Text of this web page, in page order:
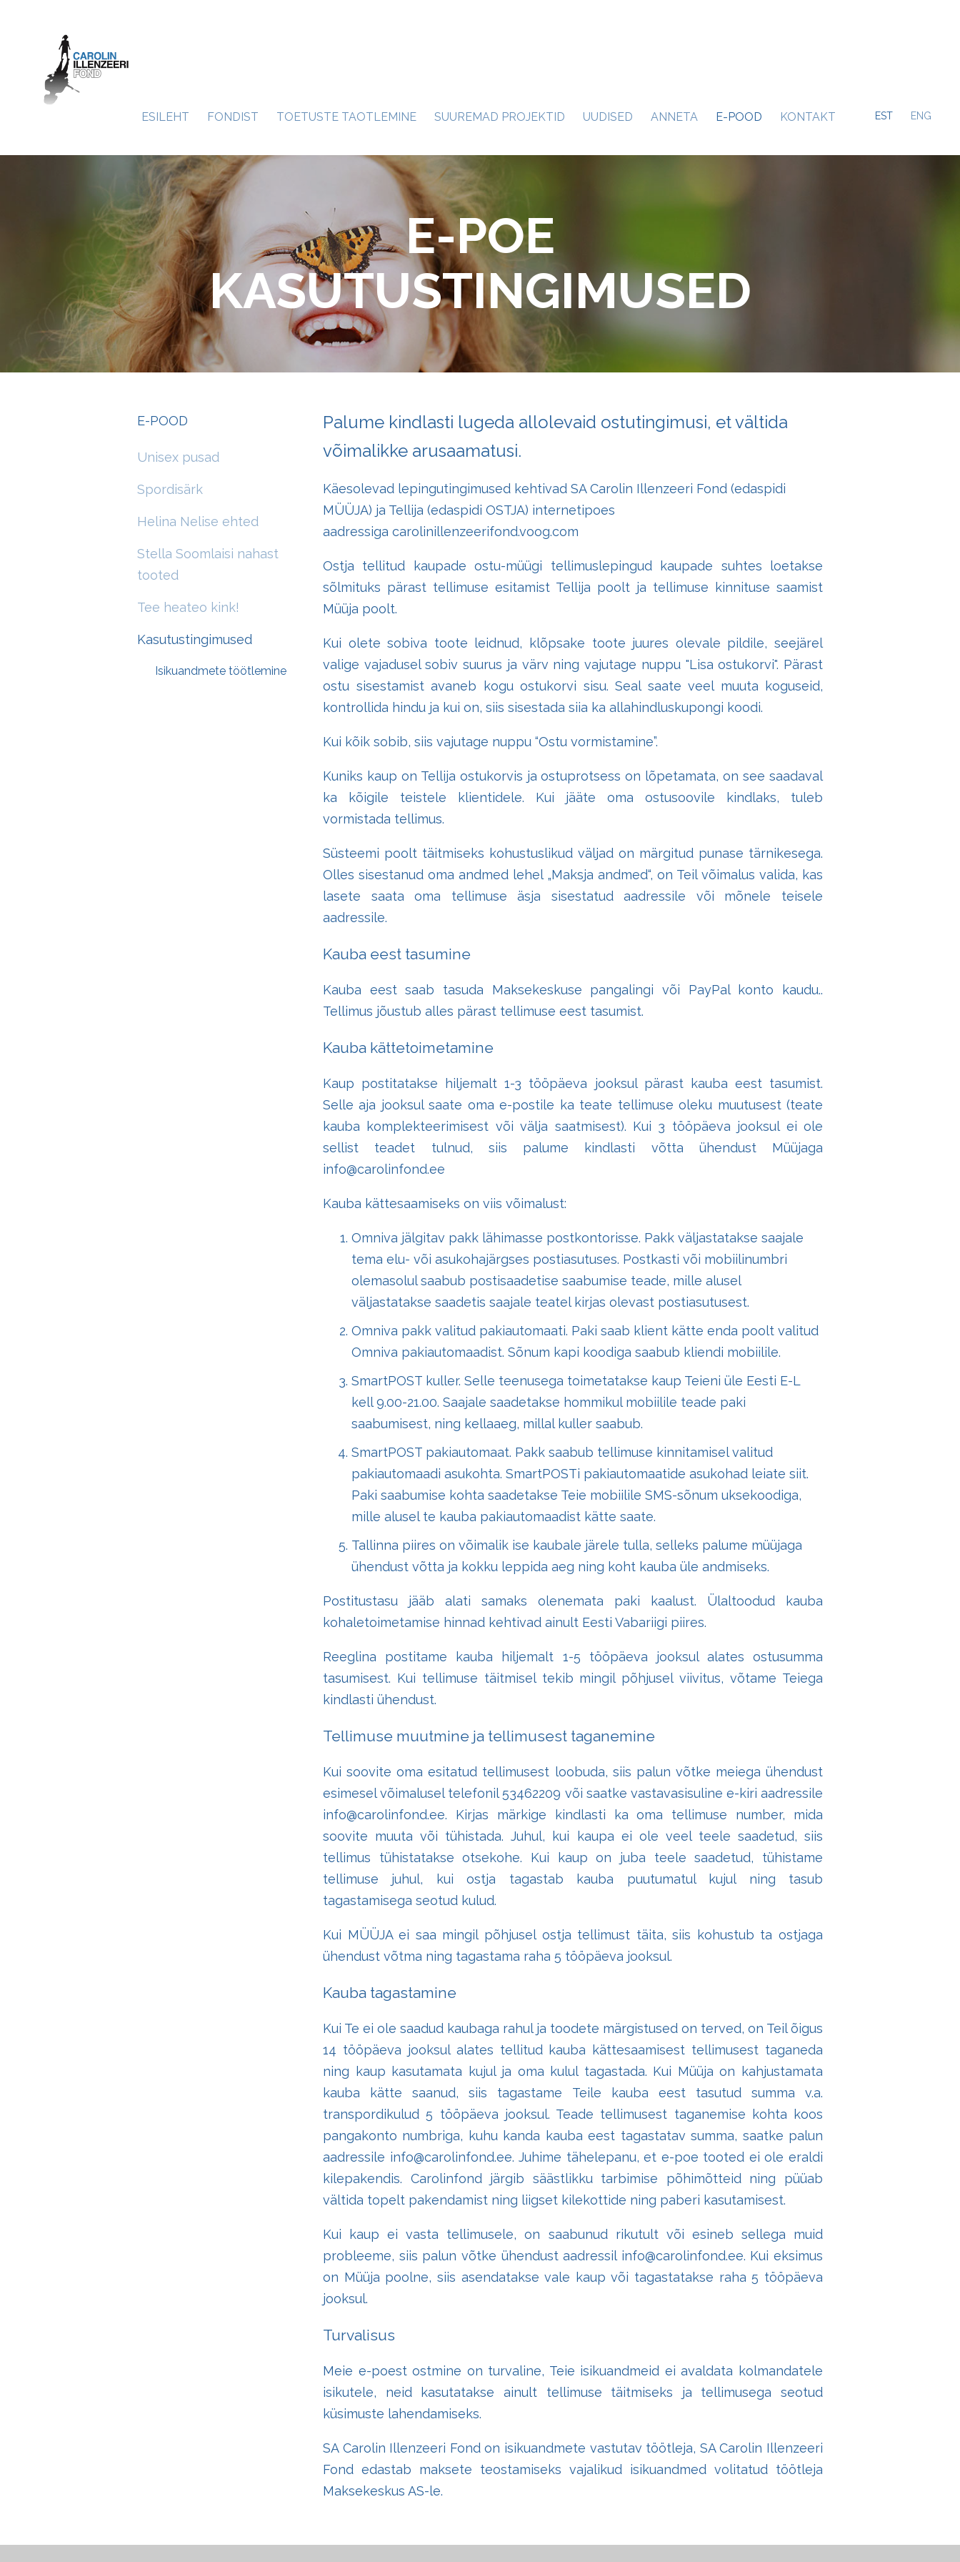
ESILEHT FONDIST TOETUSTE TAOTLEMINE SUUREMAD PROJEKTID UUDISED ANNETA E-POOD KONTAKT EST ENG
E-POE
KASUTUSTINGIMUSED
E-POOD
Unisex pusad
Spordisärk
Helina Nelise ehted
Stella Soomlaisi nahast
tooted
Tee heateo kink!
Kasutustingimused
Isikuandmete töötlemine
Palume kindlasti lugeda allolevaid ostutingimusi, et vältida
võimalikke arusaamatusi.
Käesolevad lepingutingimused kehtivad SA Carolin Illenzeeri Fond (edaspidi
MÜÜJA) ja Tellija (edaspidi OSTJA) internetipoes
aadressiga carolinillenzeerifond.voog.com
Ostja tellitud kaupade ostu-müügi tellimuslepingud kaupade suhtes loetakse
sõlmituks pärast tellimuse esitamist Tellija poolt ja tellimuse kinnituse saamist
Müüja poolt.
Kui olete sobiva toote leidnud, klõpsake toote juures olevale pildile, seejärel
valige vajadusel sobiv suurus ja värv ning vajutage nuppu "Lisa ostukorvi". Pärast
ostu sisestamist avaneb kogu ostukorvi sisu. Seal saate veel muuta koguseid,
kontrollida hindu ja kui on, siis sisestada siia ka allahindluskupongi koodi.
Kui kõik sobib, siis vajutage nuppu “Ostu vormistamine”.
Kuniks kaup on Tellija ostukorvis ja ostuprotsess on lõpetamata, on see saadaval
ka kõigile teistele klientidele. Kui jääte oma ostusoovile kindlaks, tuleb
vormistada tellimus.
Süsteemi poolt täitmiseks kohustuslikud väljad on märgitud punase tärnikesega.
Olles sisestanud oma andmed lehel „Maksja andmed“, on Teil võimalus valida, kas
lasete saata oma tellimuse äsja sisestatud aadressile või mõnele teisele
aadressile.
Kauba eest tasumine
Kauba eest saab tasuda Maksekeskuse pangalingi või PayPal konto kaudu..
Tellimus jõustub alles pärast tellimuse eest tasumist.
Kauba kättetoimetamine
Kaup postitatakse hiljemalt 1-3 tööpäeva jooksul pärast kauba eest tasumist.
Selle aja jooksul saate oma e-postile ka teate tellimuse oleku muutusest (teate
kauba komplekteerimisest või välja saatmisest). Kui 3 tööpäeva jooksul ei ole
sellist teadet tulnud, siis palume kindlasti võtta ühendust Müüjaga
info@carolinfond.ee
Kauba kättesaamiseks on viis võimalust:
Omniva jälgitav pakk lähimasse postkontorisse. Pakk väljastatakse saajale
tema elu- või asukohajärgses postiasutuses. Postkasti või mobiilinumbri
olemasolul saabub postisaadetise saabumise teade, mille alusel
väljastatakse saadetis saajale teatel kirjas olevast postiasutusest.
Omniva pakk valitud pakiautomaati. Paki saab klient kätte enda poolt valitud
Omniva pakiautomaadist. Sõnum kapi koodiga saabub kliendi mobiilile.
SmartPOST kuller. Selle teenusega toimetatakse kaup Teieni üle Eesti E-L
kell 9.00-21.00. Saajale saadetakse hommikul mobiilile teade paki
saabumisest, ning kellaaeg, millal kuller saabub.
SmartPOST pakiautomaat. Pakk saabub tellimuse kinnitamisel valitud
pakiautomaadi asukohta. SmartPOSTi pakiautomaatide asukohad leiate siit.
Paki saabumise kohta saadetakse Teie mobiilile SMS-sõnum uksekoodiga,
mille alusel te kauba pakiautomaadist kätte saate.
Tallinna piires on võimalik ise kaubale järele tulla, selleks palume müüjaga
ühendust võtta ja kokku leppida aeg ning koht kauba üle andmiseks.
Postitustasu jääb alati samaks olenemata paki kaalust. Ülaltoodud kauba
kohaletoimetamise hinnad kehtivad ainult Eesti Vabariigi piires.
Reeglina postitame kauba hiljemalt 1-5 tööpäeva jooksul alates ostusumma
tasumisest. Kui tellimuse täitmisel tekib mingil põhjusel viivitus, võtame Teiega
kindlasti ühendust.
Tellimuse muutmine ja tellimusest taganemine
Kui soovite oma esitatud tellimusest loobuda, siis palun võtke meiega ühendust
esimesel võimalusel telefonil 53462209 või saatke vastavasisuline e-kiri aadressile
info@carolinfond.ee. Kirjas märkige kindlasti ka oma tellimuse number, mida
soovite muuta või tühistada. Juhul, kui kaupa ei ole veel teele saadetud, siis
tellimus tühistatakse otsekohe. Kui kaup on juba teele saadetud, tühistame
tellimuse juhul, kui ostja tagastab kauba puutumatul kujul ning tasub
tagastamisega seotud kulud.
Kui MÜÜJA ei saa mingil põhjusel ostja tellimust täita, siis kohustub ta ostjaga
ühendust võtma ning tagastama raha 5 tööpäeva jooksul.
Kauba tagastamine
Kui Te ei ole saadud kaubaga rahul ja toodete märgistused on terved, on Teil õigus
14 tööpäeva jooksul alates tellitud kauba kättesaamisest tellimusest taganeda
ning kaup kasutamata kujul ja oma kulul tagastada. Kui Müüja on kahjustamata
kauba kätte saanud, siis tagastame Teile kauba eest tasutud summa v.a.
transpordikulud 5 tööpäeva jooksul. Teade tellimusest taganemise kohta koos
pangakonto numbriga, kuhu kanda kauba eest tagastatav summa, saatke palun
aadressile info@carolinfond.ee. Juhime tähelepanu, et e-poe tooted ei ole eraldi
kilepakendis. Carolinfond järgib säästlikku tarbimise põhimõtteid ning püüab
vältida topelt pakendamist ning liigset kilekottide ning paberi kasutamisest.
Kui kaup ei vasta tellimusele, on saabunud rikutult või esineb sellega muid
probleeme, siis palun võtke ühendust aadressil info@carolinfond.ee. Kui eksimus
on Müüja poolne, siis asendatakse vale kaup või tagastatakse raha 5 tööpäeva
jooksul.
Turvalisus
Meie e-poest ostmine on turvaline, Teie isikuandmeid ei avaldata kolmandatele
isikutele, neid kasutatakse ainult tellimuse täitmiseks ja tellimusega seotud
küsimuste lahendamiseks.
SA Carolin Illenzeeri Fond on isikuandmete vastutav töötleja, SA Carolin Illenzeeri
Fond edastab maksete teostamiseks vajalikud isikuandmed volitatud töötleja
Maksekeskus AS-le.